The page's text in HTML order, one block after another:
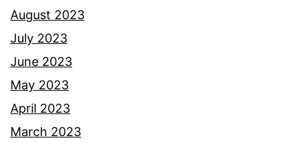
August 2023
July 2023
June 2023
May 2023
April 2023
March 2023